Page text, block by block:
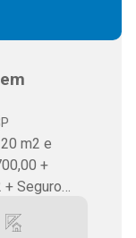
m2 e
+
+ Seguro